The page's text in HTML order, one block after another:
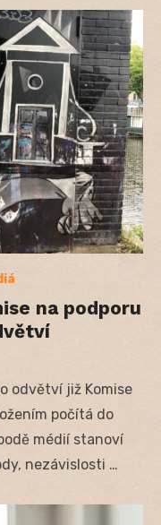
na podporu
odvětví již Komise
počítá do
médií stanoví
nezávislosti …